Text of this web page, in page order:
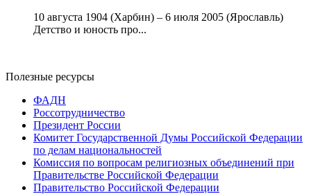
10 августа 1904 (Харбин) – 6 июля 2005 (Ярославль)
Детство и юность про...
Полезные ресурсы
ФАДН
Россотрудничество
Президент России
Комитет Государственной Думы Российской Федерации
по делам национальностей
Комиссия по вопросам религиозных объединений при
Правительстве Российской Федерации
Правительство Российской Федерации